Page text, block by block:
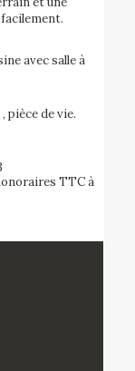
avec salle à
pièce de vie.
TTC à